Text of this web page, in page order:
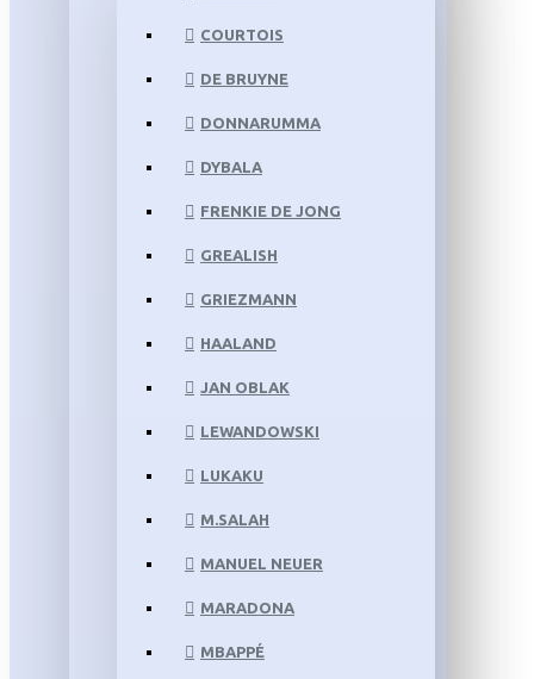
COURTOIS
DE BRUYNE
DONNARUMMA
DYBALA
FRENKIE DE JONG
GREALISH
GRIEZMANN
HAALAND
JAN OBLAK
LEWANDOWSKI
LUKAKU
M.SALAH
MANUEL NEUER
MARADONA
MBAPPÉ